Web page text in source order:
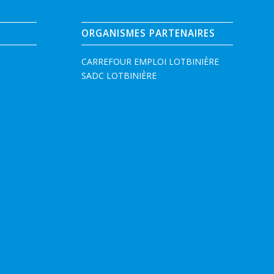
ORGANISMES PARTENAIRES
CARREFOUR EMPLOI LOTBINIÈRE
SADC LOTBINIÈRE